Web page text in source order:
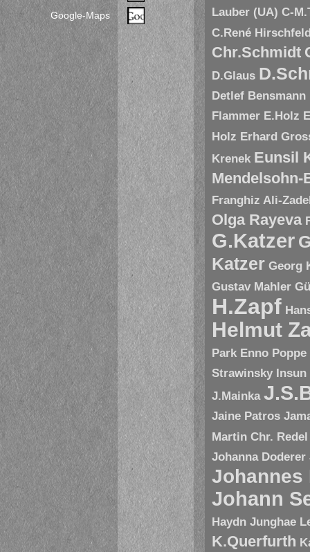
Google-Maps
Lauber (UA) C-
C.René
Chr.Schmidt
D.Glaus
Detlef Bensmann
Flammer E.Holz
Holz Erhard
Krenek Eunsil
Mendelsohn-
Franghiz Ali-
Olga Rayeva
G.Katzer
Katzer Georg
Gustav Mahler
H.Zapf
Helmut
Park Enno Poppe
Strawinsky
J.Mainka
Jaine Patros
Martin Chr. Redel
Johanna Doderer
Johannes
Johann
Haydn Junghae
K.Querfurth